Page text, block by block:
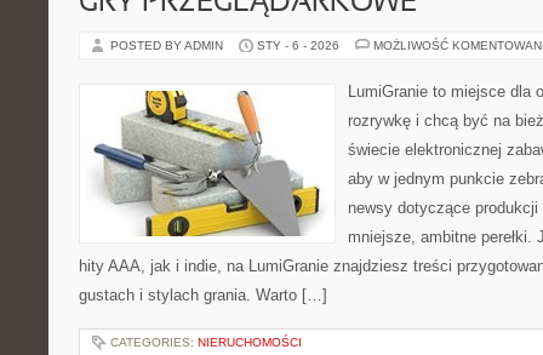
POSTED BY ADMIN STY - 6 - 2026 MOŻLIWOŚĆ
LumiGranie to miejsce dla
rozrywkę i chcą być na
świecie elektronicznej
aby w jednym punkcie
newsy dotyczące
mniejsze, ambitne perełki.
hity AAA, jak i indie, na LumiGranie znajdziesz treści
gustach i stylach grania. Warto […]
CATEGORIES: NIERUCHOMOŚCI